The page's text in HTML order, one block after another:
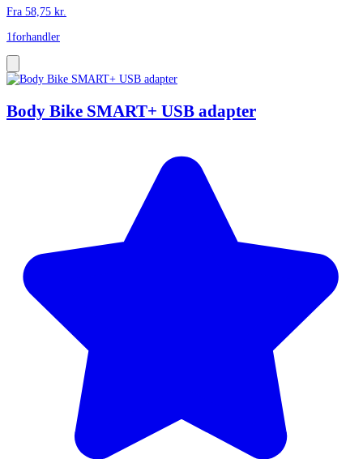
Fra 58,75 kr.
1forhandler
Body Bike SMART+ USB adapter